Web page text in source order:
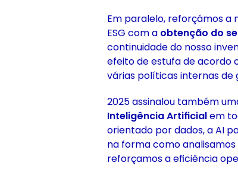
Em paralelo, reforçámos a
ESG com a obtenção do
continuidade do nosso
efeito de estufa de acordo
várias políticas internas de
2025 assinalou também
Inteligência Artificialem
orientado por dados, a AI
na forma como
reforçamos a eficiência